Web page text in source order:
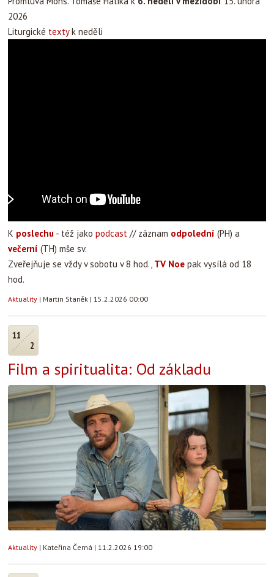
2026
Liturgické textyk neděli
K poslechu - též jako podcast // záznam odpolední (PH) a
večerní (TH) mše sv.
Zveřejňuje se vždy v sobotu v 8 hod., TV Noe pak vysílá od 18
hod.
Aktuality | Martin Staněk | 15.2.2026 00:00
11
2
Film a spiritualita: Od základu
Aktuality | Kateřina Černá | 11.2.2026 19:00